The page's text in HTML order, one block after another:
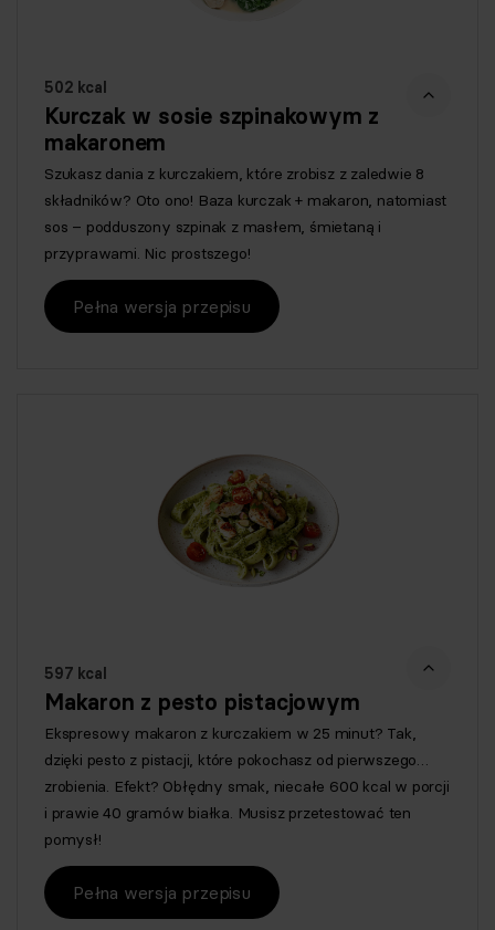
502 kcal
Kurczak w sosie szpinakowym z
makaronem
Szukasz dania z kurczakiem, które zrobisz z zaledwie 8
składników? Oto ono! Baza kurczak + makaron, natomiast
sos – podduszony szpinak z masłem, śmietaną i
przyprawami. Nic prostszego!
Pełna wersja przepisu
597 kcal
Makaron z pesto pistacjowym
Ekspresowy makaron z kurczakiem w 25 minut? Tak,
dzięki pesto z pistacji, które pokochasz od pierwszego…
zrobienia. Efekt? Obłędny smak, niecałe 600 kcal w porcji
i prawie 40 gramów białka. Musisz przetestować ten
pomysł!
Pełna wersja przepisu